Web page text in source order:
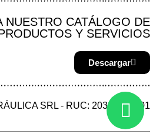
NUESTRO CATÁLOGO DE
Y SERVICIOS
Descargar
SRL - RUC: 20387144901